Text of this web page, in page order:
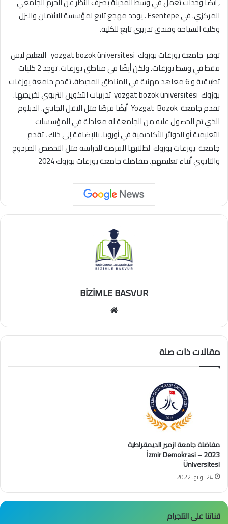
المركزي. في Esentepe ، يوجد مهجع تابع لمؤسسة الائتمان والنزل
وكلية السياحة وفندق تدريبي تابع للكلية.
توفر جامعة يوزغات بوزوك yozgat bozok üniversitesi التعليم ليس
فقط في وسط يوزغات. ولكن أيضًا في مناطق يوزغات. توجد 2 كليات
تطبيقية و 6 معاهد مهنية في المناطق المحيطة. تقدم جامعة يوزغات
بوزوك yozgat bozok üniversitesi تدريبات التكوين التربوي لخريجيها.
تقدم جامعة Yozgat Bozok أيضًا فرصًا مثل النقل الجانبي. الدبلوم
الذي تم الحصول عليه من الجامعة له معادلة في المؤسسات
التعليمية أو الدوائر الأكاديمية في أوروبا. بالإضافة إلى ذلك ، تقدم
جامعة يوزغات بوزوك لطلابها الفرصة للدراسة مثل التخصص المزدوج
والثانوي أثناء تعليمهم. مفاضلة جامعة يوزغات بوزوك 2024
BİZİMLE BASVUR
مقالات ذات صلة
مفاضلة جامعة ازمير الديمقراطية
2023 – İzmir Demokrasi
Üniversitesi
24 يوليو، 2022
قناتنا على التلجرام